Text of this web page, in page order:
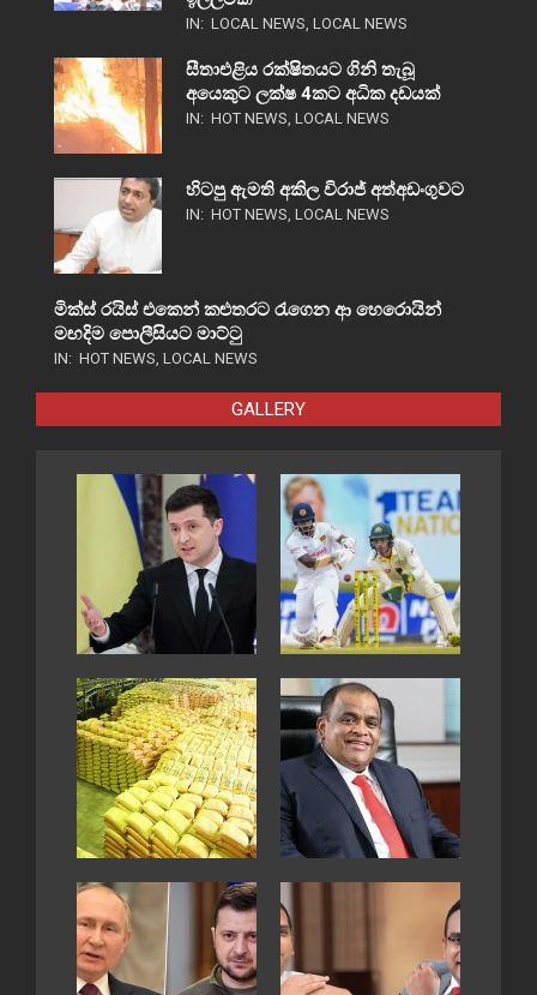
IN: LOCAL NEWS, LOCAL NEWS
සීතාඑළිය රක්ෂිතයට ගිනි තැබූ
අයෙකුට ලක්ෂ 4කට අධික දඩයක්
IN: HOT NEWS, LOCAL NEWS
හිටපු ඇමති අකිල විරාජ් අත්අඩංගුවට
IN: HOT NEWS, LOCAL NEWS
මික්ස් රයිස් එකෙන් කළුතරට රැගෙන ආ හෙරොයින්
මඟදිම පොලීසියට මාට්ටු
IN: HOT NEWS, LOCAL NEWS
GALLERY